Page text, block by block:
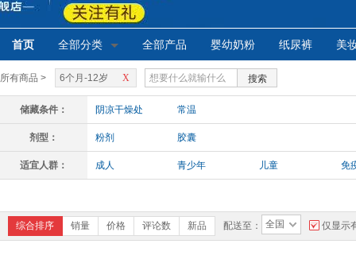
首页 全部分类 全部产品 婴幼奶粉 纸尿裤 美
所有商品 > X
6个月-12岁 搜索
储藏条件： 阴凉干燥处 常温
剂型： 粉剂 胶囊
适宜人群： 成人 青少年 儿童 免
综合排序 销量 价格 评论数 新品 配送至： 全国 仅显示